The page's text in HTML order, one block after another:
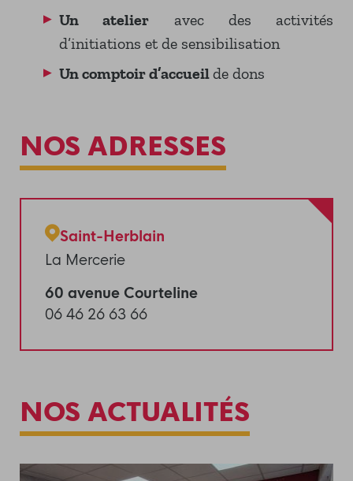
Un atelier avec des activités
d’initiations et de sensibilisation
Un comptoir d’accueilde dons
NOS ADRESSES
Saint-Herblain
La Mercerie
60 avenue Courteline
06 46 26 63 66
NOS ACTUALITÉS